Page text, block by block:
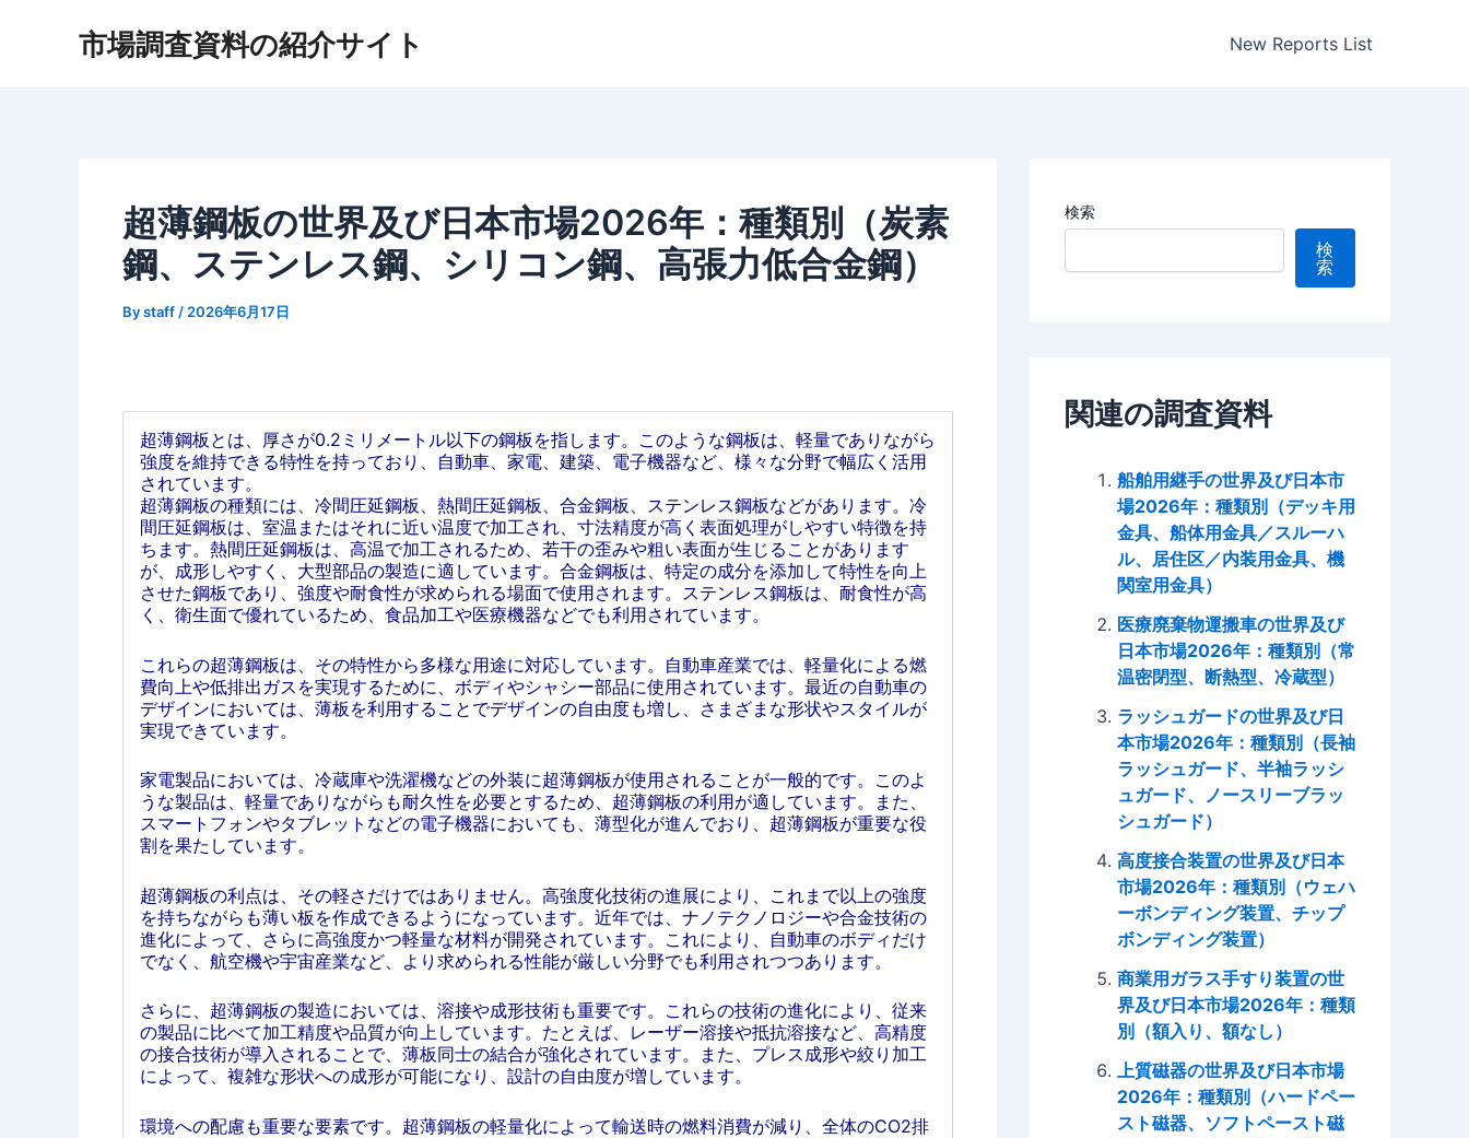
市場調査資料の紹介サイト New Reports List
超薄鋼板の世界及び日本市場2026年：種類別（炭素
鋼、ステンレス鋼、シリコン鋼、高張力低合金鋼）
Bystaff / 2026年6月17日
超薄鋼板とは、厚さが0.2ミリメートル以下の鋼板を指します。このような鋼板は、軽量でありながら
強度を維持できる特性を持っており、自動車、家電、建築、電子機器など、様々な分野で幅広く活用
されています。
超薄鋼板の種類には、冷間圧延鋼板、熱間圧延鋼板、合金鋼板、ステンレス鋼板などがあります。冷
間圧延鋼板は、室温またはそれに近い温度で加工され、寸法精度が高く表面処理がしやすい特徴を持
ちます。熱間圧延鋼板は、高温で加工されるため、若干の歪みや粗い表面が生じることがあります
が、成形しやすく、大型部品の製造に適しています。合金鋼板は、特定の成分を添加して特性を向上
させた鋼板であり、強度や耐食性が求められる場面で使用されます。ステンレス鋼板は、耐食性が高
く、衛生面で優れているため、食品加工や医療機器などでも利用されています。
これらの超薄鋼板は、その特性から多様な用途に対応しています。自動車産業では、軽量化による燃
費向上や低排出ガスを実現するために、ボディやシャシー部品に使用されています。最近の自動車の
デザインにおいては、薄板を利用することでデザインの自由度も増し、さまざまな形状やスタイルが
実現できています。
家電製品においては、冷蔵庫や洗濯機などの外装に超薄鋼板が使用されることが一般的です。このよ
うな製品は、軽量でありながらも耐久性を必要とするため、超薄鋼板の利用が適しています。また、
スマートフォンやタブレットなどの電子機器においても、薄型化が進んでおり、超薄鋼板が重要な役
割を果たしています。
超薄鋼板の利点は、その軽さだけではありません。高強度化技術の進展により、これまで以上の強度
を持ちながらも薄い板を作成できるようになっています。近年では、ナノテクノロジーや合金技術の
進化によって、さらに高強度かつ軽量な材料が開発されています。これにより、自動車のボディだけ
でなく、航空機や宇宙産業など、より求められる性能が厳しい分野でも利用されつつあります。
さらに、超薄鋼板の製造においては、溶接や成形技術も重要です。これらの技術の進化により、従来
の製品に比べて加工精度や品質が向上しています。たとえば、レーザー溶接や抵抗溶接など、高精度
の接合技術が導入されることで、薄板同士の結合が強化されています。また、プレス成形や絞り加工
によって、複雑な形状への成形が可能になり、設計の自由度が増しています。
環境への配慮も重要な要素です。超薄鋼板の軽量化によって輸送時の燃料消費が減り、全体のCO2排
検索
検
索
関連の調査資料
船舶用継手の世界及び日本市
場2026年：種類別（デッキ用
金具、船体用金具／スルーハ
ル、居住区／内装用金具、機
関室用金具）
医療廃棄物運搬車の世界及び
日本市場2026年：種類別（常
温密閉型、断熱型、冷蔵型）
ラッシュガードの世界及び日
本市場2026年：種類別（長袖
ラッシュガード、半袖ラッシ
ュガード、ノースリーブラッ
シュガード）
高度接合装置の世界及び日本
市場2026年：種類別（ウェハ
ーボンディング装置、チップ
ボンディング装置）
商業用ガラス手すり装置の世
界及び日本市場2026年：種類
別（額入り、額なし）
上質磁器の世界及び日本市場
2026年：種類別（ハードペー
スト磁器、ソフトペースト磁